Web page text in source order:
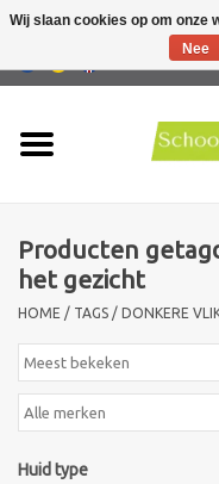
Producten
Huidproblemen
Mannen verzorging
Producten
het gezicht
HOME / TAGS / DONKERE
Huid type
Wij slaan cookies op om onze
Nee